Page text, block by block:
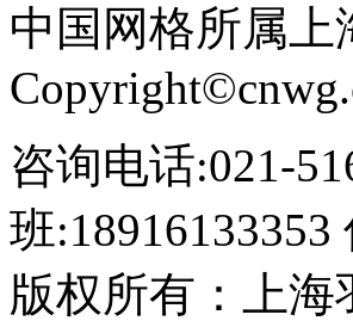
中国网格所属
咨询电话:021-
班:18916133353
版权所有：上